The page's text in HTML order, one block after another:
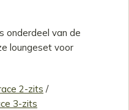
onderdeel van de
loungeset voor
2-zits /
3-zits